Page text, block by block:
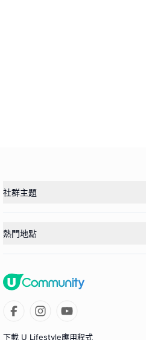
社群主題
熱門地點
下載 U Lifestyle應用程式